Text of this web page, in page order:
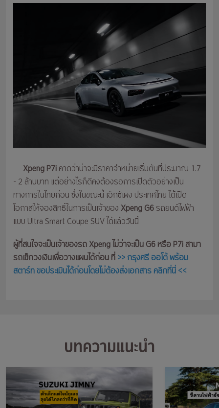
Xpeng P7iคาดว่าน่าจะมีราคาจำหน่ายเริ่มต้นที่ประมาณ 1.7
- 2 ล้านบาท แต่อย่างไรก็ดีคงต้องรอการเปิดตัวอย่างเป็น
ทางการในไทยก่อน ซึ่งในขณะนี้ เอ็กซ์เผิง ประเทศไทย ได้เปิด
โอกาสให้จองสิทธิ์ในการเป็นเจ้าของXpeng G6รถยนต์ไฟฟ้า
แบบ Ultra Smart Coupe SUV ได้แล้ววันนี้
ผู้ที่สนใจจะเป็นเจ้าของรถ Xpeng ไม่ว่าจะเป็น G6 หรือ P7i สามา
รถเช็กวงเงินเพื่อวางแผนได้ก่อน ที่>> กรุงศรี ออโต้ พร้อม
สตาร์ท ขอประเมินได้ก่อนโดยไม่ต้องส่งเอกสาร คลิกที่นี่ <<
บทความแนะนำ